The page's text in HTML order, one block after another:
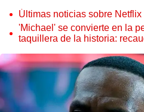
Últimas noticias sobre Netflix
'Michael' se convierte en la
taquillera de la historia: